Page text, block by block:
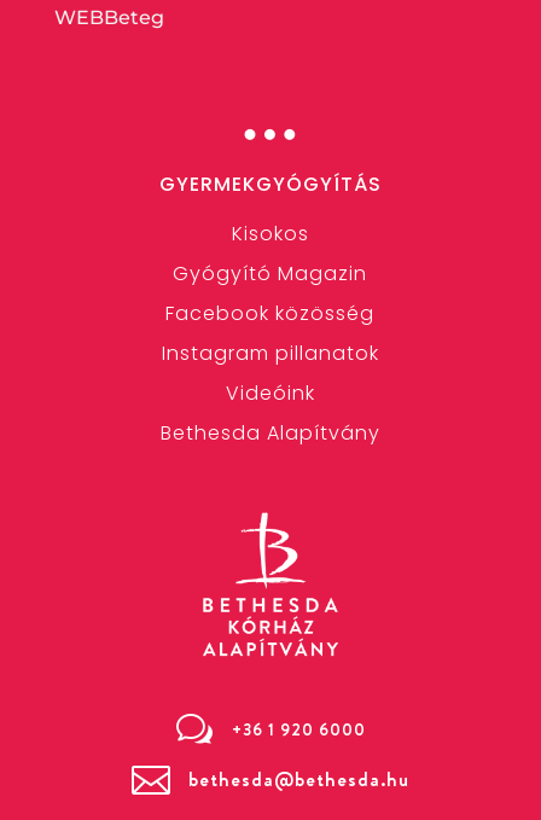
WEBBeteg
…
GYERMEKGYÓGYÍTÁS
Kisokos
Gyógyító Magazin
Facebook közösség
Instagram pillanatok
Videóink
Bethesda Alapítvány
w +36 1 920 6000
 bethesda@bethesda.hu